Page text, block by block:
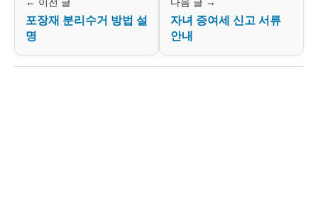
← 이전 글
포장재 분리수거 방법 설
명
다음 글 →
자녀 증여세 신고 서류
안내